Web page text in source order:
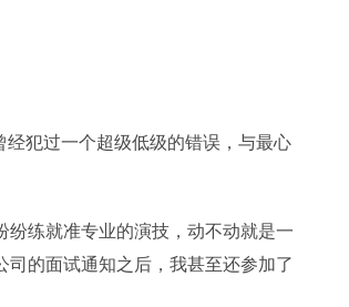
犯过一个超级低级的错误，与最心
练就准专业的演技，动不动就是一
的面试通知之后，我甚至还参加了